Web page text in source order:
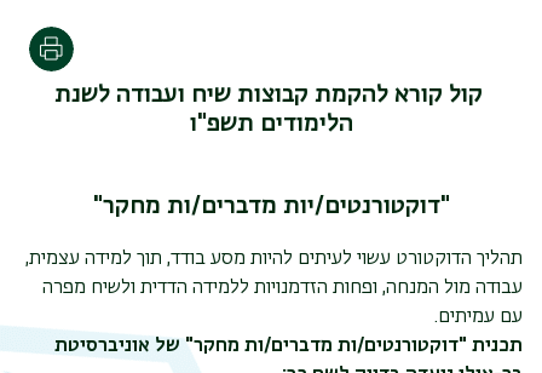
Print
קול קורא להקמת קבוצות שיח ועבודה לשנת
הלימודים תשפ"ו
"דוקטורנטים/יות מדברים/ות מחקר"
תהליך הדוקטורט עשוי לעיתים להיות מסע בודד, תוך למידה עצמית,
עבודה מול המנחה, ופחות הזדמנויות ללמידה הדדית ולשיח מפרה
עם עמיתים.
תכנית "דוקטורנטים/ות מדברים/ות מחקר" של אוניברסיטת